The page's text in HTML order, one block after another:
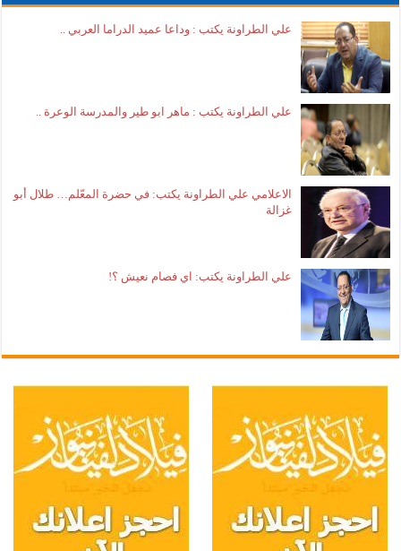
علي الطراونة يكتب : وداعا عميد الدراما العربي ..
علي الطراونة يكتب : ماهر ابو طير والمدرسة الوعرة ..
الاعلامي علي الطراونة يكتب: في حضرة المعّلم… طلال أبو
غزالة
علي الطراونة يكتب: اي فصام نعيش ؟!